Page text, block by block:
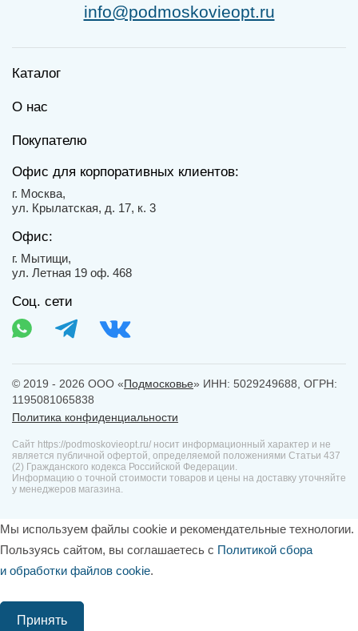
info@podmoskovieopt.ru
Каталог
О нас
Покупателю
Офис для корпоративных клиентов:
г. Москва,
ул. Крылатская, д. 17, к. 3
Офис:
г. Мытищи,
ул. Летная 19 оф. 468
Соц. сети
© 2019 - 2026 ООО «Подмосковье» ИНН: 5029249688, ОГРН:
1195081065838
Политика конфиденциальности
Сайт https://podmoskovieopt.ru/ носит информационный характер и не
является публичной офертой, определяемой положениями Статьи 437
(2) Гражданского кодекса Российской Федерации.
Информацию о точной стоимости товаров и цены на доставку уточняйте
у менеджеров магазина.
Мы используем файлы cookie и рекомендательные технологии.
Пользуясь сайтом, вы соглашаетесь с Политикой сбора
и обработки файлов cookie.
Принять